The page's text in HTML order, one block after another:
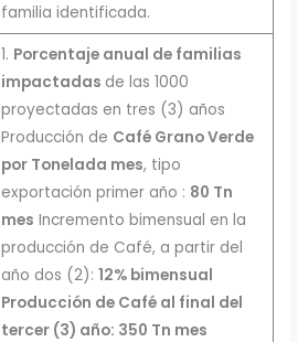
familia identificada.
1. Porcentaje anual de familias
impactadas de las 1000
proyectadas en tres (3) años
Producción de Café Grano Verde
por Tonelada mes, tipo
exportación primer año : 80 Tn
mes Incremento bimensual en la
producción de Café, a partir del
año dos (2): 12% bimensual
Producción de Café al final del
tercer (3) año: 350 Tn mes